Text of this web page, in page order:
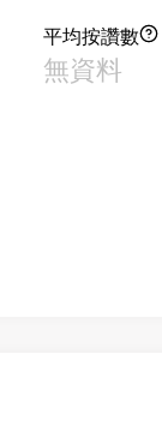
平均按讚數
無資料